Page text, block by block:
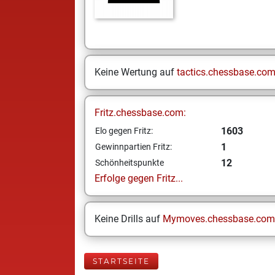
Keine Wertung auf tactics.chessbase.com
Fritz.chessbase.com:
Elo gegen Fritz: 1603
Gewinnpartien Fritz: 1
Schönheitspunkte
12
Erfolge gegen Fritz...
Keine Drills auf Mymoves.chessbase.com
STARTSEITE